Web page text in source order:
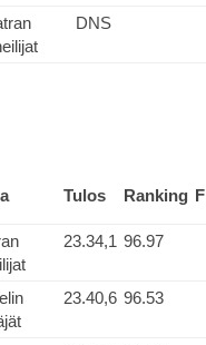
DNS
Tulos Ranking
23.34,1 96.97
23.40,6 96.53